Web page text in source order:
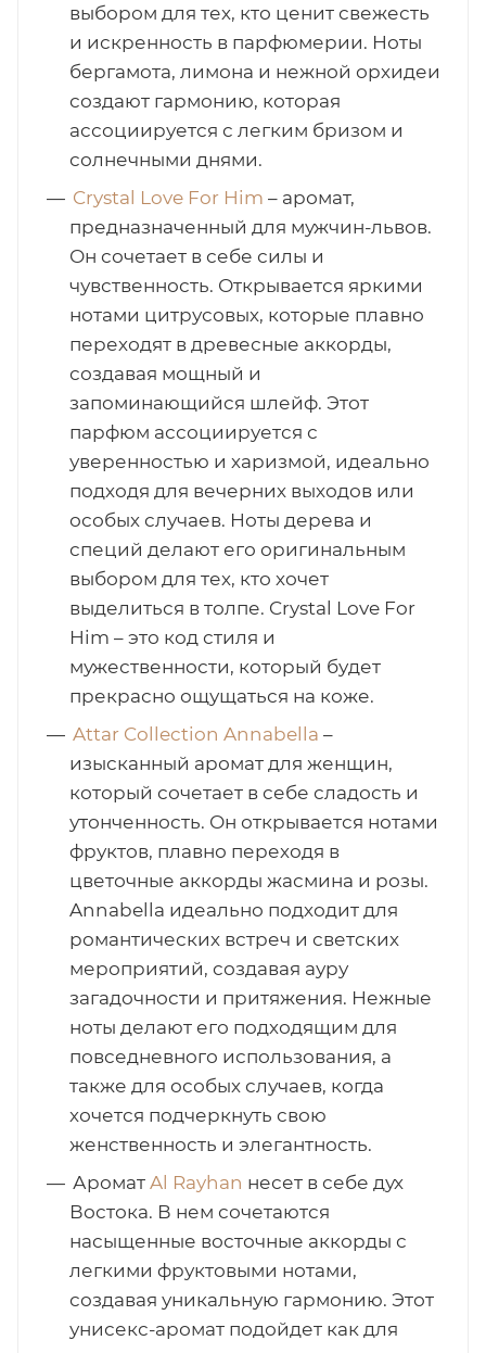
выбором для тех, кто ценит свежесть
и искренность в парфюмерии. Ноты
бергамота, лимона и нежной орхидеи
создают гармонию, которая
ассоциируется с легким бризом и
солнечными днями.
Crystal Love For Him – аромат,
предназначенный для мужчин-львов.
Он сочетает в себе силы и
чувственность. Открывается яркими
нотами цитрусовых, которые плавно
переходят в древесные аккорды,
создавая мощный и
запоминающийся шлейф. Этот
парфюм ассоциируется с
уверенностью и харизмой, идеально
подходя для вечерних выходов или
особых случаев. Ноты дерева и
специй делают его оригинальным
выбором для тех, кто хочет
выделиться в толпе. Crystal Love For
Him – это код стиля и
мужественности, который будет
прекрасно ощущаться на коже.
Attar Collection Annabella –
изысканный аромат для женщин,
который сочетает в себе сладость и
утонченность. Он открывается нотами
фруктов, плавно переходя в
цветочные аккорды жасмина и розы.
Annabella идеально подходит для
романтических встреч и светских
мероприятий, создавая ауру
загадочности и притяжения. Нежные
ноты делают его подходящим для
повседневного использования, а
также для особых случаев, когда
хочется подчеркнуть свою
женственность и элегантность.
Аромат Al Rayhan несет в себе дух
Востока. В нем сочетаются
насыщенные восточные аккорды с
легкими фруктовыми нотами,
создавая уникальную гармонию. Этот
унисекс-аромат подойдет как для